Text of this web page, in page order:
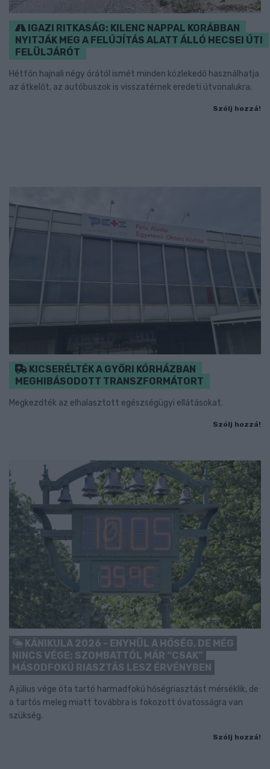
IGAZI RITKASÁG: KILENC NAPPAL KORÁBBAN
NYITJÁK MEG A FELÚJÍTÁS ALATT ÁLLÓ HECSEI ÚTI
FELÜLJÁRÓT
Hétfőn hajnali négy órától ismét minden közlekedő használhatja
az átkelőt, az autóbuszok is visszatérnek eredeti útvonalukra.
Szólj hozzá!
KICSERÉLTÉK A GYŐRI KÓRHÁZBAN
MEGHIBÁSODOTT TRANSZFORMÁTORT
Megkezdték az elhalasztott egészségügyi ellátásokat.
Szólj hozzá!
KÁNIKULA 2026 - ENYHÜL A HŐSÉG, DE MÉG
NINCS VÉGE: SZOMBATTÓL MÁR “CSAK”
MÁSODFOKÚ RIASZTÁS LESZ ÉRVÉNYBEN
A július vége óta tartó harmadfokú hőségriasztást mérséklik, de
a tartós meleg miatt továbbra is fokozott óvatosságra van
szükség.
Szólj hozzá!